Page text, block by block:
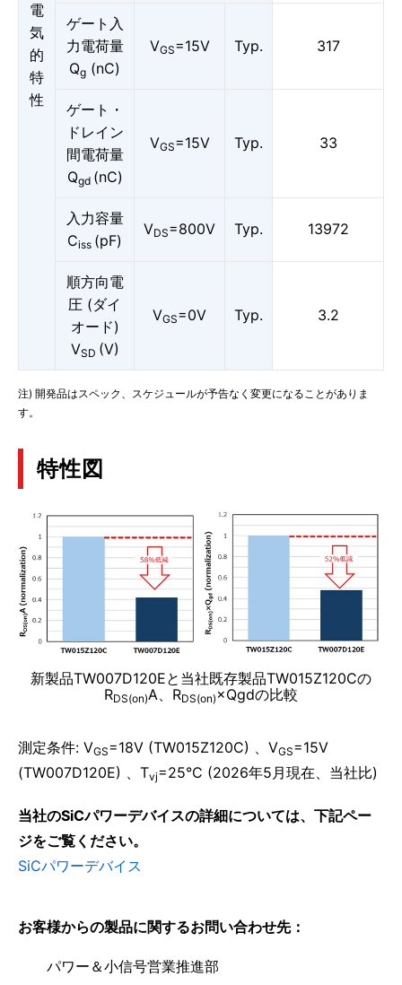
電
気
的
特
性
ゲート入
力電荷量
Qg (nC)
VGS=15V Typ. 317
ゲート・
ドレイン
間電荷量
Qgd (nC)
VGS=15V Typ. 33
入力容量
Ciss (pF)
VDS=800V Typ. 13972
順方向電
圧 (ダイ
オード)
VSD (V)
VGS=0V Typ. 3.2
注) 開発品はスペック、スケジュールが予告なく変更になることがありま
す。
特性図
新製品TW007D120Eと当社既存製品TW015Z120Cの
RDS(on)A、RDS(on)×Qgdの比較
測定条件: VGS=18V (TW015Z120C) 、VGS=15V
(TW007D120E) 、Tvj=25°C (2026年5月現在、当社比)
当社のSiCパワーデバイスの詳細については、下記ペー
ジをご覧ください。
SiCパワーデバイス
お客様からの製品に関するお問い合わせ先：
パワー＆小信号営業推進部